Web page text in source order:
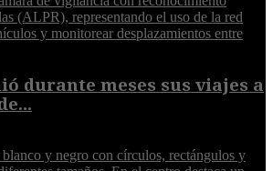
durante meses sus viajes a